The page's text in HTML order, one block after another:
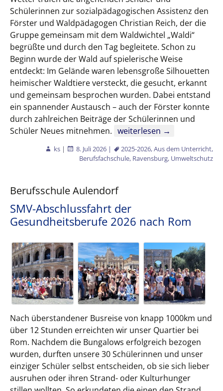
Schülerinnen zur sozialpädagogischen Assistenz den
Förster und Waldpädagogen Christian Reich, der die
Gruppe gemeinsam mit dem Waldwichtel „Waldi“
begrüßte und durch den Tag begleitete. Schon zu
Beginn wurde der Wald auf spielerische Weise
entdeckt: Im Gelände waren lebensgroße Silhouetten
heimischer Waldtiere versteckt, die gesucht, erkannt
und gemeinsam besprochen wurden. Dabei entstand
ein spannender Austausch – auch der Förster konnte
durch zahlreichen Beiträge der Schülerinnen und
Schüler Neues mitnehmen. Natur mit allen Sinnen
weiterlesen →
ks | 8. Juli 2026 | 2025-2026,Aus dem Unterricht,
Berufsfachschule, Ravensburg, Umweltschutz
Berufsschule Aulendorf
SMV-Abschlussfahrt der
Gesundheitsberufe 2026 nach Rom
Nach überstandener Busreise von knapp 1000km und
über 12 Stunden erreichten wir unser Quartier bei
Rom. Nachdem die Bungalows erfolgreich bezogen
wurden, durften unsere 30 Schülerinnen und unser
einziger Schüler selbst entscheiden, ob sie sich lieber
ausruhen oder ihren Strand- oder Kulturhunger